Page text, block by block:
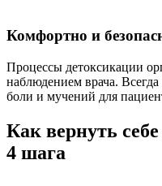
Комфортно и
Процессы детоксикации
наблюдением врача. Всегда
боли и мучений для
Как вернуть
4 шага